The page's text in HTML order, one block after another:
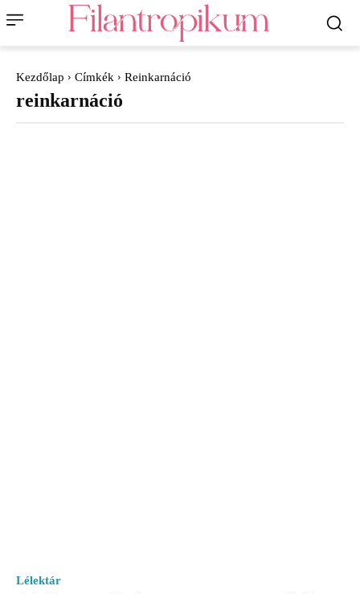
Kezdőlap Címkék Reinkarnáció
reinkarnáció
Lélektár